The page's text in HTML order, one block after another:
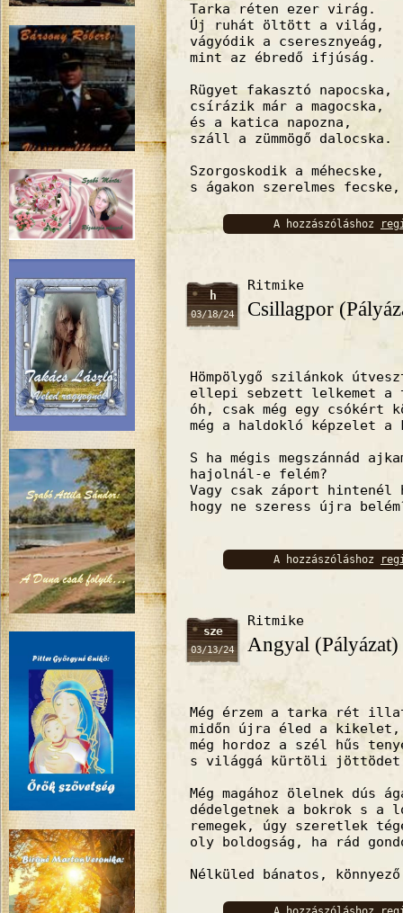
Tarka réten ezer virág.
Új ruhát öltött a világ,
vágyódik a cseresznyeág,
mint az ébredő ifjúság.
Rügyet fakasztó napocska,
csírázik már a magocska,
és a katica napozna,
száll a zümmögő dalocska.
Szorgoskodik a méhecske,
s ágakon szerelmes fecske,
A hozzászóláshoz
h
03/18/24
Ritmike
Csillagpor
Hömpölygő szilánkok
ellepi sebzett lelkemet a
óh, csak még egy csókért
még a haldokló képzelet a
S ha mégis megszánnád
hajolnál-e felém?
Vagy csak záport hintenél
hogy ne szeress újra
A hozzászóláshoz
sze
03/13/24
Ritmike
Angyal (Pályázat)
Még érzem a tarka rét
midőn újra éled a kikelet,
még hordoz a szél hűs
s világgá kürtöli
Még magához ölelnek dús
dédelgetnek a bokrok s a
remegek, úgy szeretlek
oly boldogság, ha rád
Nélküled bánatos,